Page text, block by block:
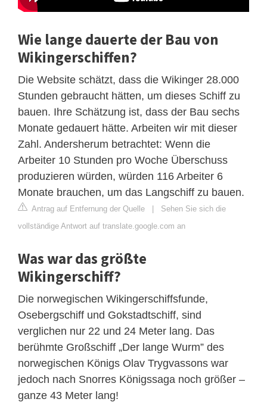
Wie lange dauerte der Bau von
Wikingerschiffen?
Die Website schätzt, dass die Wikinger 28.000
Stunden gebraucht hätten, um dieses Schiff zu
bauen. Ihre Schätzung ist, dass der Bau sechs
Monate gedauert hätte. Arbeiten wir mit dieser
Zahl. Andersherum betrachtet: Wenn die
Arbeiter 10 Stunden pro Woche Überschuss
produzieren würden, würden 116 Arbeiter 6
Monate brauchen, um das Langschiff zu bauen.
Antrag auf Entfernung der Quelle | Sehen Sie sich die
vollständige Antwort auf translate.google.com an
Was war das größte
Wikingerschiff?
Die norwegischen Wikingerschiffsfunde,
Osebergschiff und Gokstadtschiff, sind
verglichen nur 22 und 24 Meter lang. Das
berühmte Großschiff „Der lange Wurm” des
norwegischen Königs Olav Trygvassons war
jedoch nach Snorres Königssaga noch größer –
ganze 43 Meter lang!